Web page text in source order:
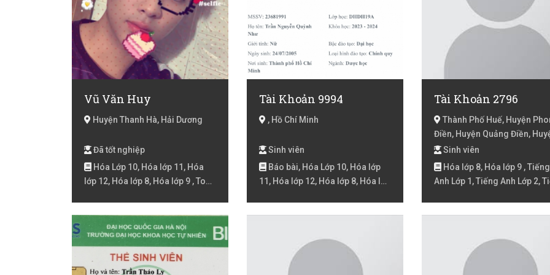
Vũ Văn Huy
Huyện Thanh Hà, Hải Dương
Đã tốt nghiệp
Hóa Lớp 10, Hóa lớp 11, Hóa
lớp 12, Hóa lớp 8, Hóa lớp 9 , Toán
Tài Khoản 9994
, Hồ Chí Minh
Sinh viên
Báo bài, Hóa Lớp 10, Hóa lớp
11, Hóa lớp 12, Hóa lớp 8, Hóa lớp
Lý lớp 12, Lý lớp 6, Lý lớp 7, Lý lớp
8, Lý lớp 9 , Lý Luyện thi đại học,
online, Rèn chữ, Sinh học Lớp 10,
Tài Khoản 2796
Thành Phố Huế, Huyện
Điền, Huyện Quảng Điền,
Phú Vang, Huyện Hương Thủy,
Huyện Hương Trà, Thừa Thiên
Huế
Sinh viên
Hóa lớp 8, Hóa lớp 9 , Tiếng
Anh Lớp 1, Tiếng Anh Lớp 2,
Anh lớp 9 , Tiếng Anh online,
Tiếng Trung, Tiếng Trung cho
người đi làm, Tiếng Trung cho